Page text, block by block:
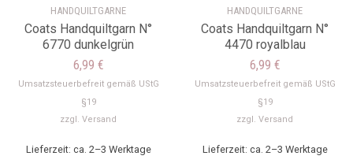
HANDQUILTGARNE
Coats Handquiltgarn N°
6770 dunkelgrün
6,99 €
Umsatzsteuerbefreit gemäß UStG
§19
zzgl. Versand
Lieferzeit: ca. 2–3 Werktage
HANDQUILTGARNE
Coats Handquiltgarn N°
4470 royalblau
6,99 €
Umsatzsteuerbefreit gemäß UStG
§19
zzgl. Versand
Lieferzeit: ca. 2–3 Werktage